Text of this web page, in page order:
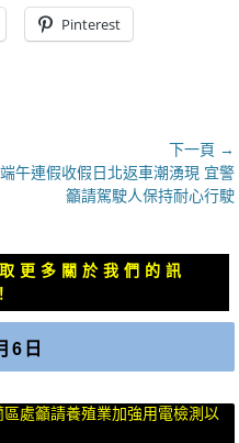
Pinterest
下一頁 →
下
：
端午連假收假日北返車潮湧現 宜警
籲請駕駛人保持耐心行駛
更多關於我們的訊
6日
處籲請養殖業加強用電檢測以